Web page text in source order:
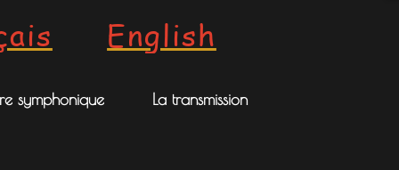
symphonique La transmission
English